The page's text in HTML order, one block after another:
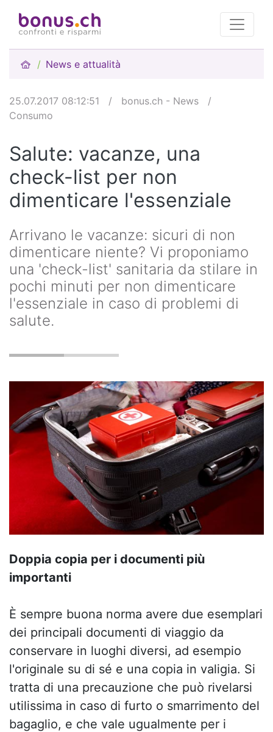
News e attualità
25.07.2017 08:12:51 / bonus.ch - News
/
Consumo
Salute: vacanze, una
check-list per non
dimenticare l'essenziale
Arrivano le vacanze: sicuri di non
dimenticare niente? Vi proponiamo
una 'check-list' sanitaria da stilare in
pochi minuti per non dimenticare
l'essenziale in caso di problemi di
salute.
Doppia copia per i documenti più
importanti
È sempre buona norma avere due esemplari
dei principali documenti di viaggio da
conservare in luoghi diversi, ad esempio
l'originale su di sé e una copia in valigia. Si
tratta di una precauzione che può rivelarsi
utilissima in caso di furto o smarrimento del
bagaglio, e che vale ugualmente per i